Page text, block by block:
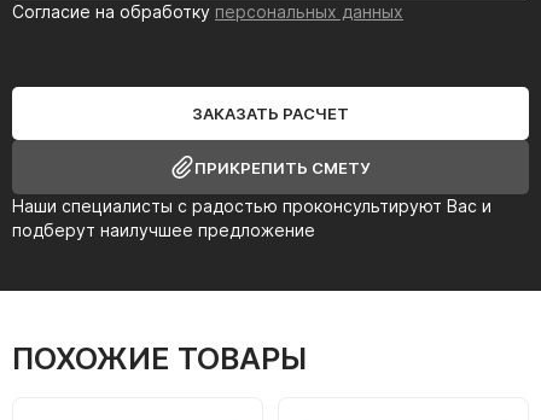
Наши специалисты с радостью проконсультируют Вас и
подберут наилучшее предложение
Согласие на обработку персональных данных
ЗАКАЗАТЬ РАСЧЕТ
ПРИКРЕПИТЬ СМЕТУ
ПОХОЖИЕ ТОВАРЫ